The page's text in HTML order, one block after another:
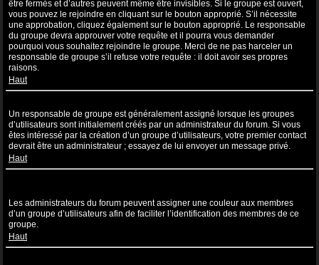
être fermés et d’autres peuvent même être invisibles. Si le groupe est ouvert,
vous pouvez le rejoindre en cliquant sur le bouton approprié. S’il nécessite
une approbation, cliquez également sur le bouton approprié. Le responsable
du groupe devra approuver votre requête et il pourra vous demander
pourquoi vous souhaitez rejoindre le groupe. Merci de ne pas harceler un
responsable de groupe s’il refuse votre requête : il doit avoir ses propres
raisons.
Haut
Un responsable de groupe est généralement assigné lorsque les groupes
d’utilisateurs sont initialement créés par un administrateur du forum. Si vous
êtes intéressé par la création d’un groupe d’utilisateurs, votre premier contact
devrait être un administrateur ; essayez de lui envoyer un message privé.
Haut
Les administrateurs du forum peuvent assigner une couleur aux membres
d’un groupe d’utilisateurs afin de faciliter l’identification des membres de ce
groupe.
Haut